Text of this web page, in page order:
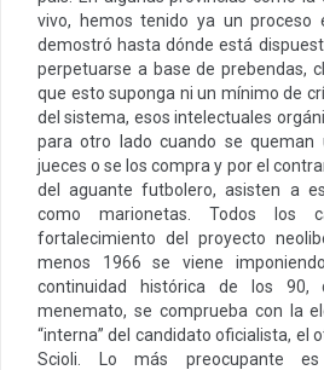
vivo, hemos tenido ya un proceso
demostró hasta dónde está
perpetuarse a base de prebendas,
que esto suponga ni un mínimo de
del sistema, esos intelectuales
para otro lado cuando se queman
jueces o se los compra y por el
del aguante futbolero, asisten a
como marionetas. Todos los
fortalecimiento del proyecto
menos 1966 se viene
continuidad histórica de los 90,
menemato, se comprueba con la
“interna” del candidato oficialista, el
Scioli. Lo más preocupante